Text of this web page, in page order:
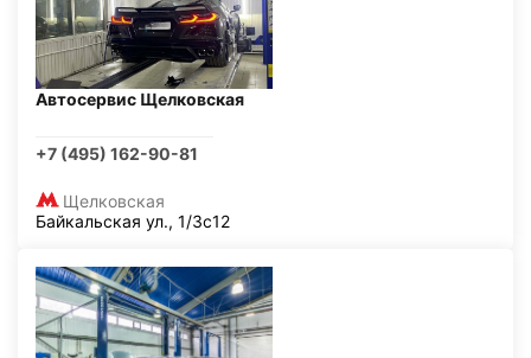
Автосервис Щелковская
+7 (495) 162-90-81
Щелковская
Байкальская ул., 1/3с12